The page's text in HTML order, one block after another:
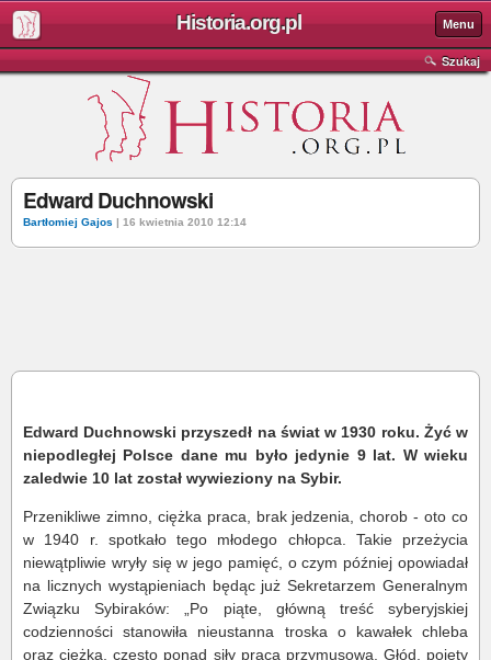
Historia.org.pl Menu
Szukaj
Edward Duchnowski
Bartłomiej Gajos | 16 kwietnia 2010 12:14
Edward Duchnowski przyszedł na świat w 1930 roku. Żyć w
niepodległej Polsce dane mu było jedynie 9 lat. W wieku
zaledwie 10 lat został wywieziony na Sybir.
Przenikliwe zimno, ciężka praca, brak jedzenia, chorob - oto co
w 1940 r. spotkało tego młodego chłopca. Takie przeżycia
niewątpliwie wryły się w jego pamięć, o czym później opowiadał
na licznych wystąpieniach będąc już Sekretarzem Generalnym
Związku Sybiraków: „Po piąte, główną treść syberyjskiej
codzienności stanowiła nieustanna troska o kawałek chleba
oraz ciężka, często ponad siły praca przymusowa. Głód, pojęty